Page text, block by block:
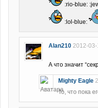
:rio-blue:
:lol-blue:
Alan210 2012-03-
А что значит
Mighty Eagle
То, что пока